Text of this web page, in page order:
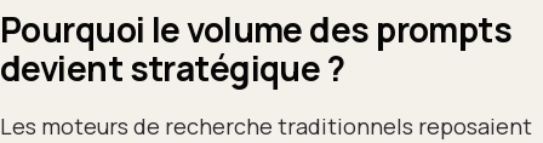
Pourquoi le volume des prompts
devient stratégique ?
Les moteurs de recherche traditionnels reposaient